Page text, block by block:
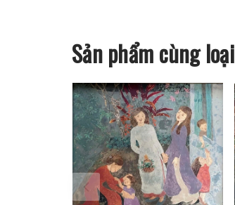
Sản phẩm cùng loại